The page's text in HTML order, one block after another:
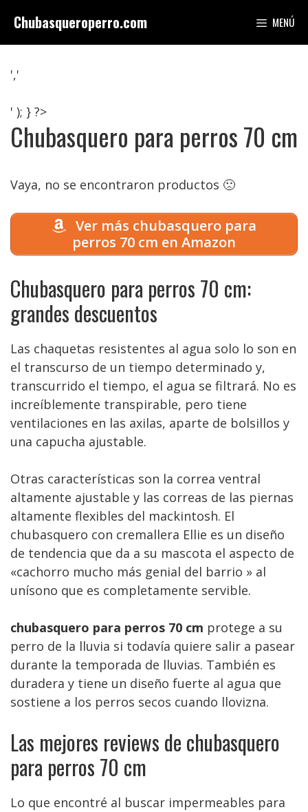
contenido
Chubasqueroperro.com MENÚ
','
' ); } ?>
Chubasquero para perros 70 cm
Vaya, no se encontraron productos 🙁
Ver más chubasquero para
perros 70 cm en Amazon
Chubasquero para perros 70 cm:
grandes descuentos
Las chaquetas resistentes al agua solo lo son en
el transcurso de un tiempo determinado y,
transcurrido el tiempo, el agua se filtrará. No es
increíblemente transpirable, pero tiene
ventilaciones en las axilas, aparte de bolsillos y
una capucha ajustable.
Otras características son la correa ventral
altamente ajustable y las correas de las piernas
altamente flexibles del mackintosh. El
chubasquero con cremallera Ellie es un diseño
de tendencia que da a su mascota el aspecto de
«cachorro mucho más genial del barrio » al
unísono que es completamente servible.
chubasquero para perros 70 cm protege a su
perro de la lluvia si todavía quiere salir a pasear
durante la temporada de lluvias. También es
duradera y tiene un diseño fuerte al agua que
sostiene a los perros secos cuando llovizna.
Las mejores reviews de chubasquero
para perros 70 cm
Lo que encontré al buscar impermeables para